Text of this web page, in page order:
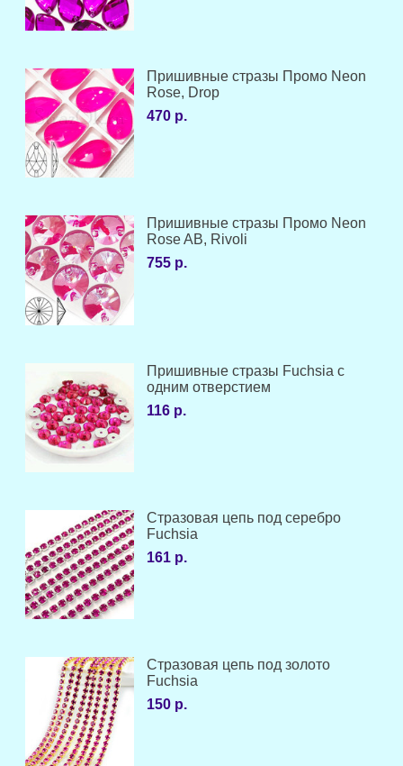
Пришивные стразы Промо Neon
Rose, Drop
470 р.
Пришивные стразы Промо Neon
Rose AB, Rivoli
755 р.
Пришивные стразы Fuchsia с
одним отверстием
116 р.
Стразовая цепь под серебро
Fuchsia
161 р.
Стразовая цепь под золото
Fuchsia
150 р.